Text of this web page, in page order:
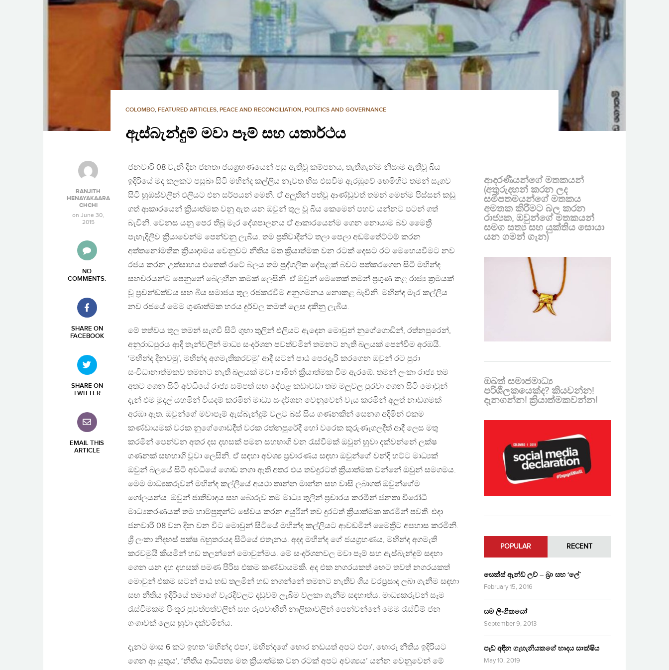
COLOMBO, FEATURED ARTICLES, PEACE AND RECONCILIATION, POLITICS AND GOVERNANCE
ඇස්බැන්දුම් මවා පෑම් සහ යතාර්ථය
RANJITH
HENAYAKAARA
CHCHI
on June 30,
2015
NO
COMMENTS.
SHARE ON
FACEBOOK
SHARE ON
TWITTER
EMAIL THIS
ARTICLE
ජනවාරි 08 වැනි දින ජනතා ජයග්‍රහණයෙන් පසු ඇතිවූ කම්පනය, තැතිගැන්ම නිසාම ඇතිවූ බිය
ඉදිරියේ මද කලකට පසුබා සිටි මහින්ද කල්ලිය නැවත හිස එසවීම ඇරඹුවේ හෙමිහිට තමන් සැගව
සිටි හුඹස්වලින් එලියට එන සර්පයන් මෙනි. ඒ අලුතින් පත්වූ ආණ්ඩුවත් තමන් මෙන්ම පිස්සන් කඩු
ගත් ආකාරයෙන් ක්‍රියාත්මක වනු ඇත යන ඔවුන් තුල වූ බිය කෙමෙන් පහව යන්නට පටන් ගත්
බැවිනි. වෙනස යනු පෙර තිබූ මැර දේශපාලනය ඒ ආකාරයෙන්ම ගෙන නොයාම බව මෛත්‍රී
පැහැදිලිව ක්‍රියාවෙන්ම පෙන්වනු ලැබීය. තම ප්‍රතිවාදීන්ට තලා පෙලා අඩම්තේට්ටම් කරන
අත්තනෝමතික ක්‍රියාදාමය වෙනුවට නීතිය මත ක්‍රියාත්මක වන රටක් දෙසට රට මෙහෙයවීමට නව
රජය කරන උත්සාහය එතෙක් රටේ බලය තම පුද්ගලික දේපළක් බවට පත්කරගෙන සිටි මහින්ද
සහචරයන්ට පෙනුනේ බෙලහීන කමක් ලෙසිනි. ඒ ඔවුන් මෙතෙක් තමන් ප්‍රගුණ කළ රාජ්‍ය ක්‍රමයක්
වූ ප්‍රචන්ඩත්වය සහ බිය සමාජය තුල රජකරවීම අනුගමනය නොකළ බැවිනි. මහින්ද මැර කල්ලිය
නව රජයේ මෙම ගුණාත්මක හරය දුර්වල කමක් ලෙස දකිනු ලැබීය.
මේ තත්වය තුල තමන් සැගවී සිටි ගුහා තුලින් එලියට ඇදෙන මොවුන් නුගේගොඩින්, රත්නපුරෙන්,
අනුරාධපුරය ආදී තැන්වලින් මාධ්‍ය සංදර්ශන පවත්වමින් තමනට නැති බලයක් පෙන්වීම අරඹයි.
‘මහින්ද දිනවමු’, මහින්ද අගමැතිකරවමු’ ආදී සටන් පාඨ පෙරදැරි කරගෙන ඔවුන් රට පුරා
සංවිධානාත්මකව තමනට නැති බලයක් මවා පාමින් ක්‍රියාත්මක වීම ඇරඹේ. තමන් ලංකා රාජ්‍ය තම
අතට ගෙන සිටි අවධියේ රාජ්‍ය සම්පත් සහ දේපළ කඩාවඩා තම මලුවල පුරවා ගෙන සිටි මොවුන්
දැන් එම මුදල් යහමින් වියදම් කරමින් මාධ්‍ය සංදර්ශන වෙනුවෙන් වැය කරමින් අලුත් නාඩගමක්
අරඹා ඇත. ඔවුන්ගේ මවාපෑම් ඇස්බැන්දුම් වලට බස් සිය ගණනකින් සෙනග අදිමින් එකම
කණ්ඩායමක් වරක නුගේගොඩදීත් වරක රත්නපුරේදී හෝ වරෙක කුරුණෑගලදීත් ආදී ලෙස මතු
කරමින් පෙන්වන අතර දස දහසක් පමන සහභාගි වන රැස්වීමක් ඔවුන් හුවා දක්වන්නේ ලක්ෂ
ගණනක් සහභාගි වූවා ලෙසිනි. ඒ සඳහා අවශ්‍ය ප්‍රචාරණය සඳහා ඔවුන්ගේ වන්දි භට්ට මාධ්‍යක්
ඔවුන් බලයේ සිටි අවධියේ ගොඩ නගා ඇති අතර එය තවදුරටත් ක්‍රියාත්මක වන්නේ ඔවුන් සමගමය.
මෙම මාධ්‍යකරුවන් මහින්ද කල්ලියේ අයථා තාන්‍න මාන්‍න සහ වාසි ලබාගත් ඔවුන්ගේම
ගෝලයන්ය. ඔවුන් ජාතිවාදය සහ බොරුව තම මාධ්‍ය තුලින් ප්‍රචාරය කරමින් ජනතා විරෝධී
මාධ්‍යකරණයක් තම හාම්පුතුන්ට සේවය කරන අයුරින් තව දුරටත් ක්‍රියාත්මක කරමින් පවතී. එදා
ජනවාරි 08 වන දින වන විට මොවුන් සිටියේ මහින්ද කල්ලියට ආවඩමින් මෛත්‍රීට අපහාස කරමිනි.
ශ්‍රී ලංකා නිදහස් පක්ෂ බහුතරයද සිටියේ එතැනය. අදද මහින්ද ගේ ජයග්‍රහණය, මහින්ද අගමැති
කරවමුයි කියමින් හඩ තලන්නේ මොවුන්මය. මේ සංදර්ශනවල මවා පෑම් සහ ඇස්බැන්දුම් සඳහා
ගෙන යන දහ දහසක් පමණ පිරිස එකම කණ්ඩායමකි. අද එක නගරයකත් හෙට තවත් නගරයකත්
මොවුන් එකම සටන් පාඨ හඬ තලමින් හඬ නගන්නේ තමනට නැතිව ගිය වරප්‍රසාද ලබා ගැනීම සඳහා
සහ නීතිය ඉදිරියේ තමාගේ වැරදිවලට දඩුවම් ලැබීම වලකා ගැනීම සඳහාත්ය. මාධ්‍යකරුවන් සෑම
රැස්වීමකම පිංතූර පුවත්පත්වලින් සහ රූපවාහිනී නාලිකාවලින් පෙන්වන්නේ මෙම රැස්වීම් ජන
ගංගාවක් ලෙස හුවා දක්වමින්ය.
දැනට මාස 6 කට ඉහත ‘මහින්ද එපා’, මහින්දගේ හොර නඩයත් අපට එපා’, හොරු නීතිය ඉදිරියට
ගෙන ආ යුතුය’, ‘නීතිය ආධිපත්‍ය මත ක්‍රියාත්මක වන රටක් අපට අවශ්‍යය’ යන්න වෙනුවෙන් මේ
ආදරණීයන්ගේ මතකයන්
(අතුරුදහන් කරන ලද
සමීපතමයන්ගේ මතකය
අමතක කිරීමට බල කරන
රාජ්‍යක, ඔවුන්ගේ මතකයන්
සමග සත්‍ය සහ යුක්තිය සොයා
යන ගමන් ගැන)
ඔබත් සමාජමාධ්‍ය
පරිශීලකයෙක්ද? කියවන්න!
දැනගන්න! ක්‍රියාත්මකවන්න!
POPULAR RECENT
සෙක්ස් ඇන්ඩ් ලව් – බ්‍රා සහ ‘ලේ’
February 15, 2016
සම ලිංගිකයෝ
September 9, 2013
පෑඩ් අඳින ගැහැනියකගේ හෘදය සාක්ෂිය
May 10, 2019